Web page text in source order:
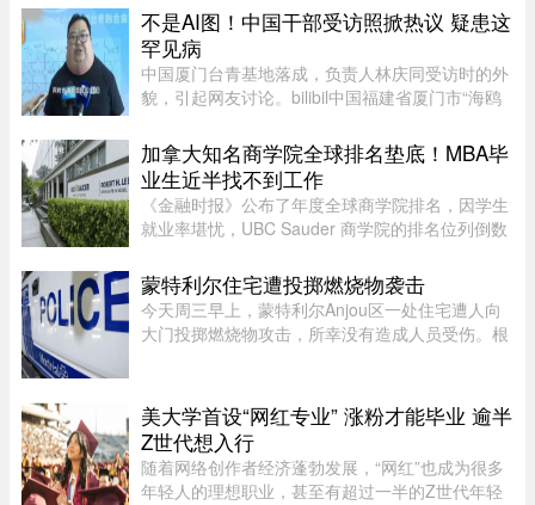
活动。8月5日，网友在上海机场偶遇王祖贤。34度
的天气穿着皮衣外套配长裙 ...
不是AI图！中国干部受访照掀热议 疑患这
罕见病
中国厦门台青基地落成，负责人林庆同受访时的外
貌，引起网友讨论。bilibil中国福建省厦门市“海鸥
时，异常肿大的脖子引起网友议论，被怀疑是AI特
效。不过，有认识他的 ...
加拿大知名商学院全球排名垫底！MBA毕
业生近半找不到工作
《金融时报》公布了年度全球商学院排名，因学生
就业率堪忧，UBC Sauder 商学院的排名位列倒数
有 53% 的人表示毕业三个月内找到工作。图片：
RICHARD LAM /PNG在今年的 MB ...
蒙特利尔住宅遭投掷燃烧物袭击
今天周三早上，蒙特利尔Anjou区一处住宅遭人向
大门投掷燃烧物攻击，所幸没有造成人员受伤。根
Bellefontaine、靠近avenue de ...
美大学首设“网红专业” 涨粉才能毕业 逾半
Z世代想入行
随着网络创作者经济蓬勃发展，“网红”也成为很多
年轻人的理想职业，甚至有超过一半的Z世代年轻